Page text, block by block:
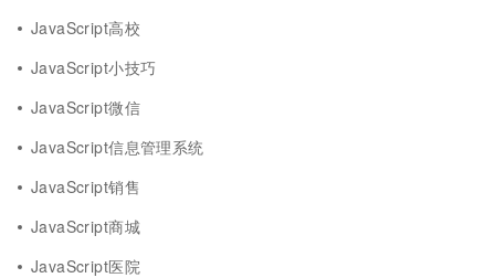
JavaScript高校
JavaScript小技巧
JavaScript微信
JavaScript信息管理系统
JavaScript销售
JavaScript商城
JavaScript医院